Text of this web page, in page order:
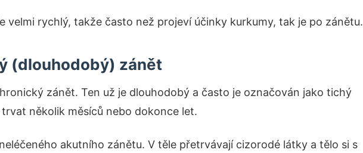
velmi rychlý, takže často než projeví účinky kurkumy, tak je po zánětu.
(dlouhodobý) zánět
zánět. Ten už je dlouhodobý a často je označován jako tichý
několik měsíců nebo dokonce let.
akutního zánětu. V těle přetrvávají cizorodé látky a tělo si s